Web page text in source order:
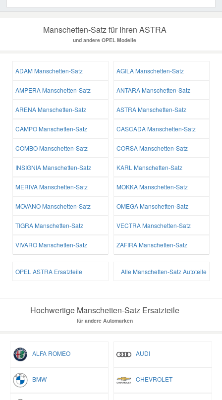
Manschetten-Satz für Ihren ASTRA
und andere OPEL Modelle
ADAM Manschetten-Satz AGILA Manschetten-Satz
AMPERA Manschetten-Satz ANTARA Manschetten-Satz
ARENA Manschetten-Satz ASTRA Manschetten-Satz
CAMPO Manschetten-Satz CASCADA Manschetten-Satz
COMBO Manschetten-Satz CORSA Manschetten-Satz
INSIGNIA Manschetten-Satz KARL Manschetten-Satz
MERIVA Manschetten-Satz MOKKA Manschetten-Satz
MOVANO Manschetten-Satz OMEGA Manschetten-Satz
TIGRA Manschetten-Satz VECTRA Manschetten-Satz
VIVARO Manschetten-Satz ZAFIRA Manschetten-Satz
OPEL ASTRA Ersatzteile Alle Manschetten-Satz Autoteile
Hochwertige Manschetten-Satz Ersatzteile
für andere Automarken
ALFA ROMEO AUDI
BMW CHEVROLET